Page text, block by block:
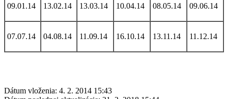
09.01.14 13.02.14 13.03.14 10.04.14 08.05.14 09.06.14
07.07.14 04.08.14 11.09.14 16.10.14 13.11.14 11.12.14
Dátum vloženia: 4. 2. 2014 15:43